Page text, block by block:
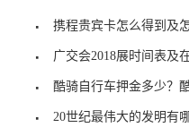
携程贵宾卡怎么得到及怎么
广交会2018展时间表及在什
酷骑自行车押金多少？
20世纪最伟大的发明有